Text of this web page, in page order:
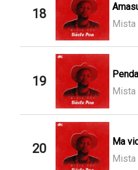
18
Mista
19
Mista
20
Ma
Mista